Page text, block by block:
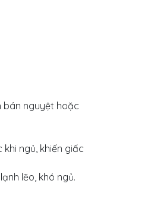
bán nguyệt hoặc
ngủ, khiến giấc
lẽo, khó ngủ.